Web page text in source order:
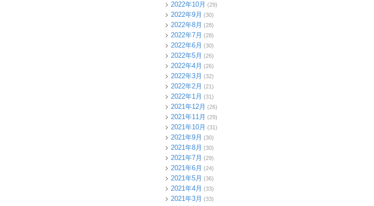
2022年10月 (29)
2022年9月 (30)
2022年8月 (28)
2022年7月 (28)
2022年6月 (30)
2022年5月 (26)
2022年4月 (26)
2022年3月 (32)
2022年2月 (21)
2022年1月 (31)
2021年12月 (26)
2021年11月 (29)
2021年10月 (31)
2021年9月 (30)
2021年8月 (30)
2021年7月 (29)
2021年6月 (24)
2021年5月 (36)
2021年4月 (33)
2021年3月 (33)